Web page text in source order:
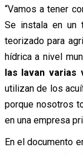
“Vamos a tener
Se instala en un
teorizado para
hídrica a nivel
las lavan varias
utilizan de los
porque nosotros
en una empresa
En el documento